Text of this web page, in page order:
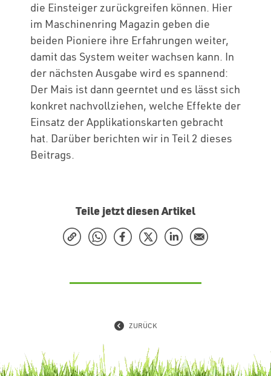
die Einsteiger zurückgreifen können. Hier
im Maschinenring Magazin geben die
beiden Pioniere ihre Erfahrungen weiter,
damit das System weiter wachsen kann. In
der nächsten Ausgabe wird es spannend:
Der Mais ist dann geerntet und es lässt sich
konkret nachvollziehen, welche Effekte der
Einsatz der Applikationskarten gebracht
hat. Darüber berichten wir in Teil 2 dieses
Beitrags.
Teile jetzt diesen Artikel
ZURÜCK